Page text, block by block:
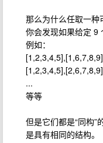
那么为什么任取一种
你会发现如果给定 9
例如：
[1,2,3,4,5],[1,6,7,8,9]
[1,2,3,4,5],[2,6,7,8,9]
...
等等
但是它们都是“同构”
是具有相同的结构。